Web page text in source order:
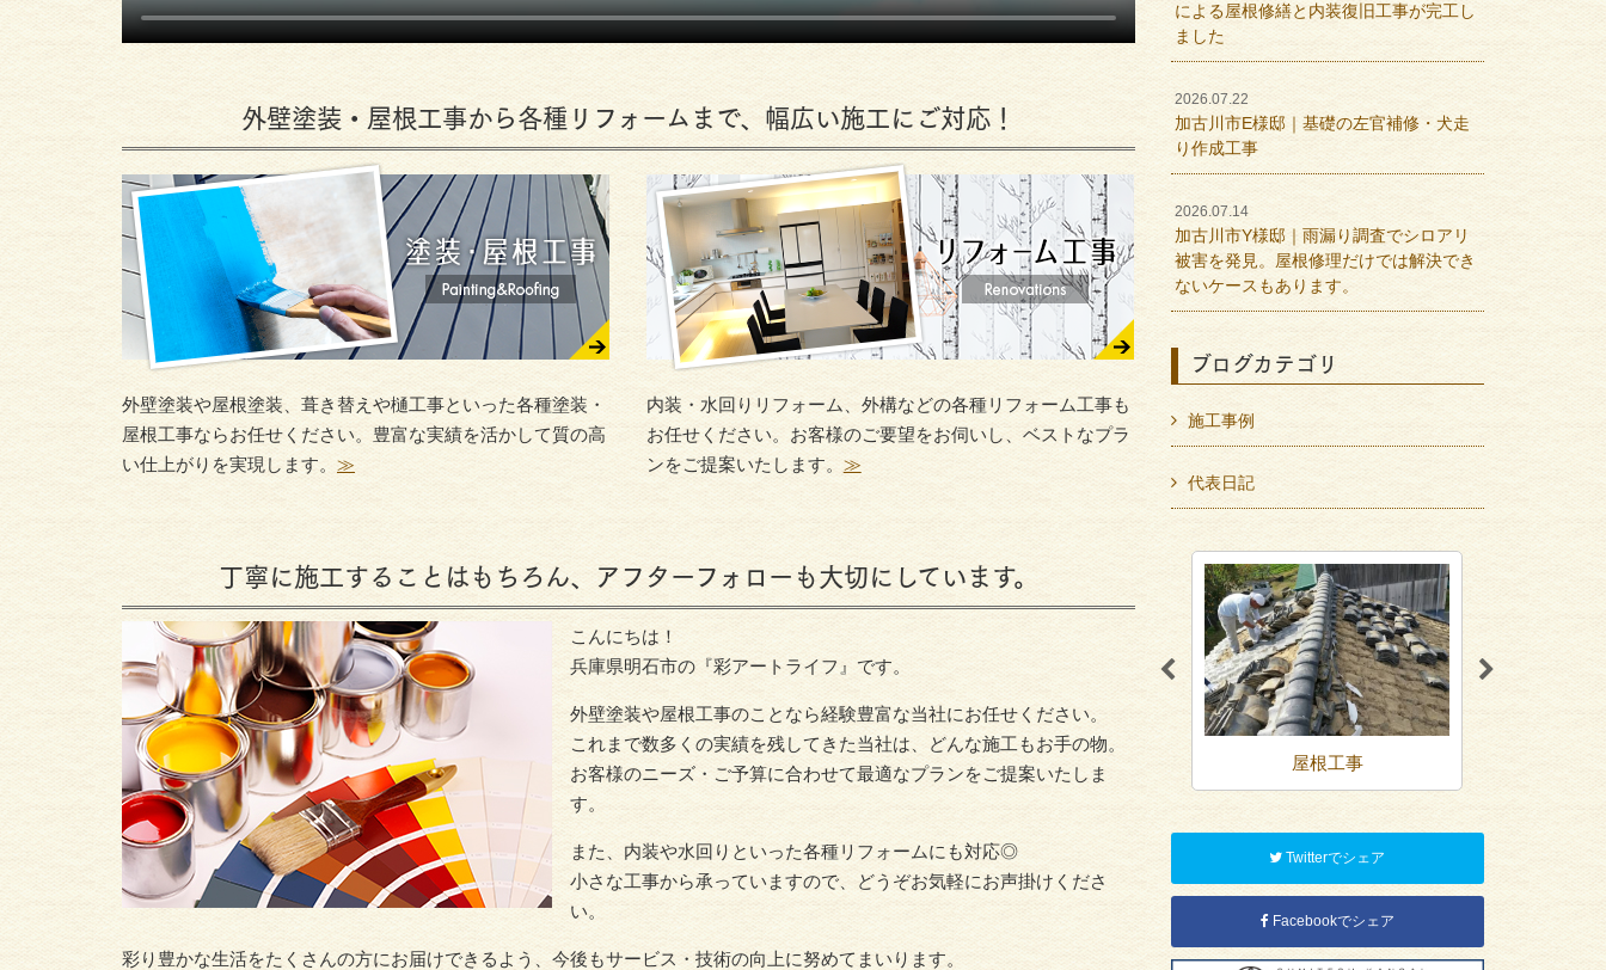
外壁塗装・屋根工事から各種リフォームまで、幅広い施工にご対応！
外壁塗装や屋根塗装、葺き替えや樋工事といった各種塗装・
屋根工事ならお任せください。豊富な実績を活かして質の高
い仕上がりを実現します。 ≫
内装・水回りリフォーム、外構などの各種リフォーム工事も
お任せください。お客様のご要望をお伺いし、ベストなプラ
ンをご提案いたします。 ≫
丁寧に施工することはもちろん、アフターフォローも大切にしています。
こんにちは！
兵庫県明石市の『彩アートライフ』です。
外壁塗装や屋根工事のことなら経験豊富な当社にお任せください。
これまで数多くの実績を残してきた当社は、どんな施工もお手の物。
お客様のニーズ・ご予算に合わせて最適なプランをご提案いたしま
す。
また、内装や水回りといった各種リフォームにも対応◎
小さな工事から承っていますので、どうぞお気軽にお声掛けくださ
い。
彩り豊かな生活をたくさんの方にお届けできるよう、今後もサービス・技術の向上に努めてまいります。
による屋根修繕と内装復旧工事が完工し
ました
2026.07.22
加古川市E様邸｜基礎の左官補修・犬走
り作成工事
2026.07.14
加古川市Y様邸｜雨漏り調査でシロアリ
被害を発見。屋根修理だけでは解決でき
ないケースもあります。
ブログカテゴリ
施工事例
代表日記
外壁・サイディング 外壁塗装 屋根工事 内装
Twitterでシェア
Facebookでシェア